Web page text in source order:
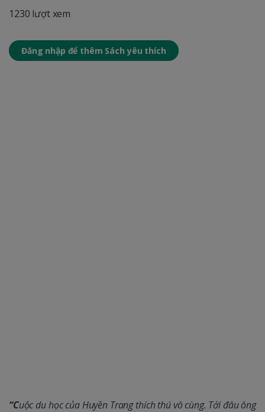
1230 lượt xem
Đăng nhập để thêm Sách yêu thích
“Cuộc du học của Huyền Trang thích thú vô cùng. Tới đâu ông